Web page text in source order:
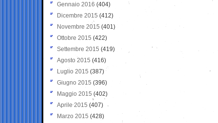
Gennaio 2016 (404)
Dicembre 2015 (412)
Novembre 2015 (401)
Ottobre 2015 (422)
Settembre 2015 (419)
Agosto 2015 (416)
Luglio 2015 (387)
Giugno 2015 (396)
Maggio 2015 (402)
Aprile 2015 (407)
Marzo 2015 (428)